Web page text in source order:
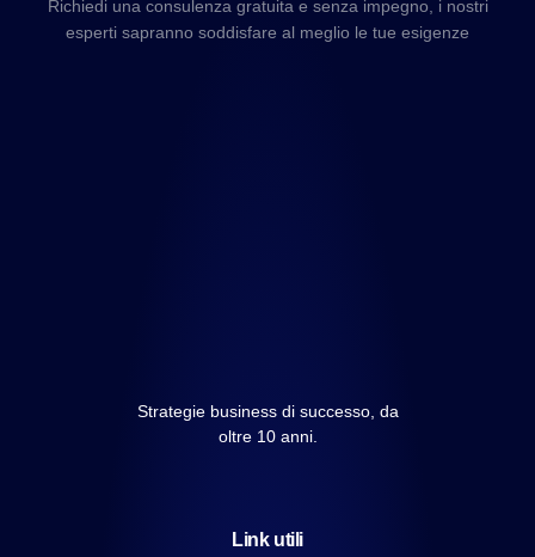
Richiedi una consulenza gratuita e senza impegno, i nostri
esperti sapranno soddisfare al meglio le tue esigenze
Strategie business di successo, da
oltre 10 anni.
Link utili